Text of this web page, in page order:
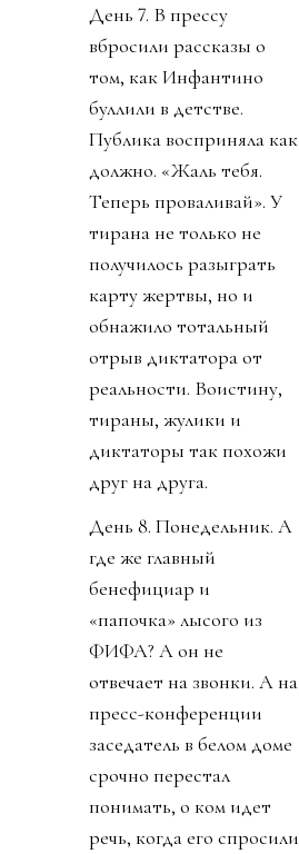
День 7. В прессу
вбросили рассказы о
том, как Инфантино
буллили в детстве.
Публика восприняла как
должно. «Жаль тебя.
Теперь проваливай». У
тирана не только не
получилось разыграть
карту жертвы, но и
обнажило тотальный
отрыв диктатора от
реальности. Воистину,
тираны, жулики и
диктаторы так похожи
друг на друга.
День 8. Понедельник. А
где же главный
бенефициар и
«папочка» лысого из
ФИФА? А он не
отвечает на звонки. А на
пресс-конференции
заседатель в белом доме
срочно перестал
понимать, о ком идет
речь, когда его спросили